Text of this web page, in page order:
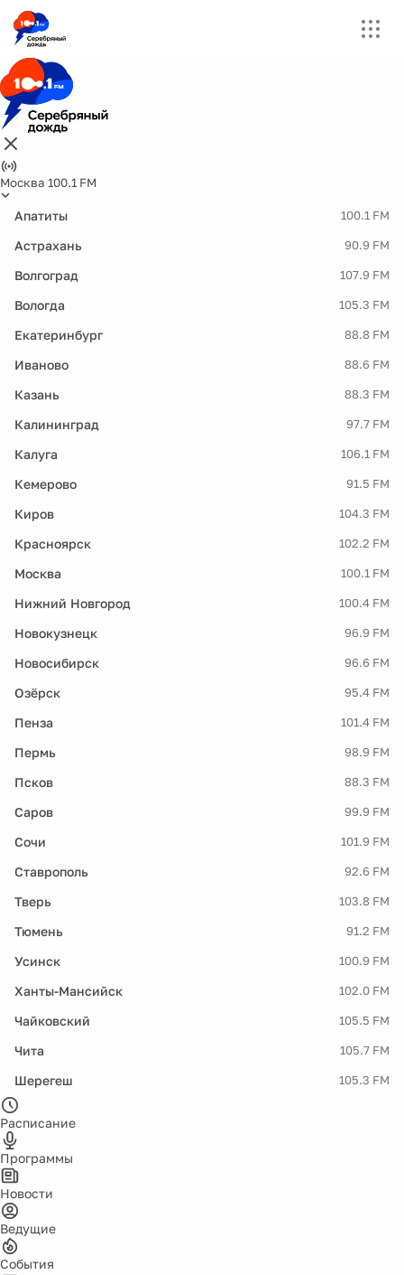
Москва 100.1 FM
Апатиты 100.1 FM
Астрахань 90.9 FM
Волгоград 107.9 FM
Вологда 105.3 FM
Екатеринбург 88.8 FM
Иваново 88.6 FM
Казань 88.3 FM
Калининград 97.7 FM
Калуга 106.1 FM
Кемерово 91.5 FM
Киров 104.3 FM
Красноярск 102.2 FM
Москва 100.1 FM
Нижний Новгород 100.4 FM
Новокузнецк 96.9 FM
Новосибирск 96.6 FM
Озёрск 95.4 FM
Пенза 101.4 FM
Пермь 98.9 FM
Псков 88.3 FM
Саров 99.9 FM
Сочи 101.9 FM
Ставрополь 92.6 FM
Тверь 103.8 FM
Тюмень 91.2 FM
Усинск 100.9 FM
Ханты-Мансийск 102.0 FM
Чайковский 105.5 FM
Чита 105.7 FM
Шерегеш 105.3 FM
Расписание
Программы
Новости
Ведущие
События